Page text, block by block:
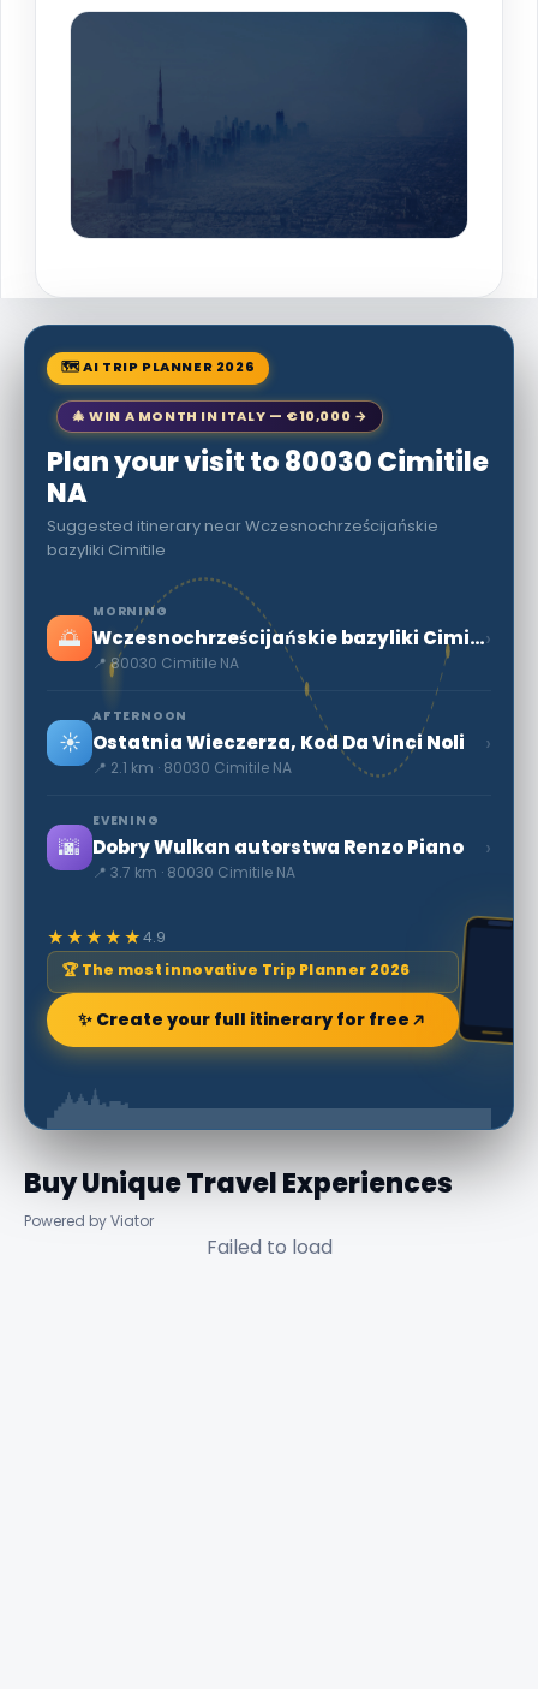
🗺 AI TRIP PLANNER 2026
🎄 WIN A MONTH IN ITALY — €10,000 →
Plan your visit to 80030 Cimitile
NA
Suggested itinerary near Wczesnochrześcijańskie
bazyliki Cimitile
🌅
MORNING
Wczesnochrześcijańskie bazyliki Cimitile
📍 80030 Cimitile NA
›
☀️
AFTERNOON
Ostatnia Wieczerza, Kod Da Vinci Noli
📍 2.1 km · 80030 Cimitile NA
›
🌆
EVENING
Dobry Wulkan autorstwa Renzo Piano
📍 3.7 km · 80030 Cimitile NA
›
★★★★★4.9
🏆 The most innovative Trip Planner 2026
✨ Create your full itinerary for free
Buy Unique Travel Experiences
Powered by Viator
Failed to load